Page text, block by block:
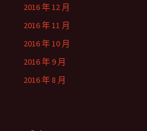
2016 年 12 月
2016 年 11 月
2016 年 10 月
2016 年 9 月
2016 年 8 月